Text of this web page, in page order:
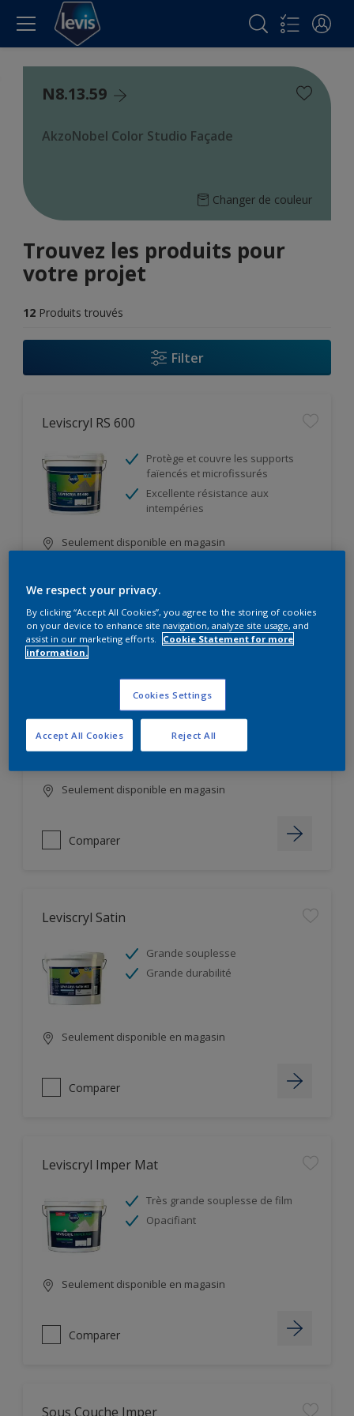
N8.13.59
AkzoNobel Color Studio Façade
Changer de couleur
Trouvez les produits pour
votre projet
12 Produits trouvés
Filter
Leviscryl RS 600
Protège et couvre les supports
faïencés et microfissurés
Excellente résistance aux
intempéries
Seulement disponible en magasin
Comparer
Renforce l’opacité de la finition
Seulement disponible en magasin
Comparer
Leviscryl Satin
Grande souplesse
Grande durabilité
Seulement disponible en magasin
Comparer
Leviscryl Imper Mat
Très grande souplesse de film
Opacifiant
Seulement disponible en magasin
Comparer
Sous Couche Imper
We respect your privacy.
By clicking “Accept All Cookies”, you agree to the storing of cookies
on your device to enhance site navigation, analyze site usage, and
assist in our marketing efforts.
Cookie Statement for more
information.
Cookies Settings
Reject All
Accept All Cookies